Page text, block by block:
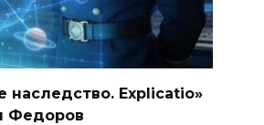
наследство. Explicatio»
Федоров